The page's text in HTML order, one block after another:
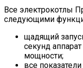
Все электрокотлы
следующими
щадящий
секунд
мощности;
все